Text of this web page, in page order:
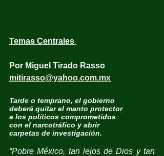
Temas Centrales
Por Miguel Tirado Rasso
mitirasso@yahoo.com.mx
Tarde o temprano, el gobierno
deberá quitar el manto protector
a los políticos comprometidos
con el narcotráfico y abrir
carpetas de investigación.
“Pobre México, tan lejos de Dios y tan